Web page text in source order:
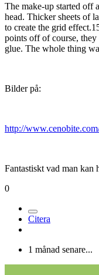
The make-up started off
head. Thicker sheets of
to create the grid
points off of course,
glue. The whole thing
Bilder på:
http://
Fantastiskt vad man kan
0
Citera
1 månad senare...